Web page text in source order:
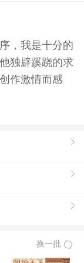
，我是十分的
独辟蹊跷的求
作激情而感
换一批